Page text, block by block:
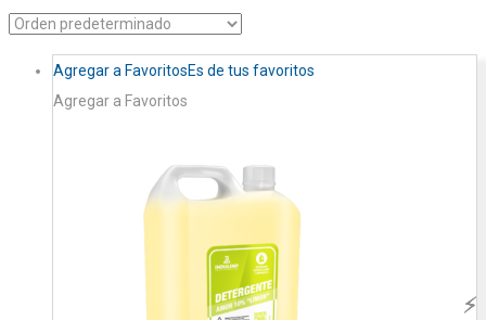
⚡️
Agregar a FavoritosEs de tus favoritos
Agregar a Favoritos
⚡️
⚡️
⚡️